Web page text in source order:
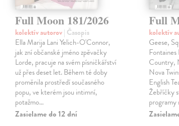
Full Moon 181/2026
kolektív autorov| Časopis
Ella Marija Lani Yelich-O'Connor,
jak zní občanské jméno zpěvačky
Lorde, pracuje na svém písničkářství
už přes deset let. Během té doby
proměnila prostředí současného
popu, ve kterém jsou intimní,
potažmo…
Zasielame do 12 dní
Full
kolektív
Geese,
Country,
Nova
English
Žebříčky